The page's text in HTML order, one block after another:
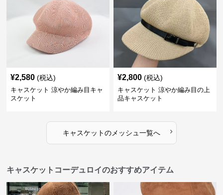
¥2,580 (税込)
キャスケット 涼やか編み目キャ
スケット
¥2,800 (税込)
キャスケット 涼やか編み目の上
品キャスケット
キャスケットのメッシュ 一覧へ ›
キャスケットコーデュロイのおすすめアイテム